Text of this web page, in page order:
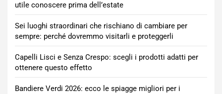
utile conoscere prima dell’estate
Sei luoghi straordinari che rischiano di cambiare per
sempre: perché dovremmo visitarli e proteggerli
Capelli Lisci e Senza Crespo: scegli i prodotti adatti per
ottenere questo effetto
Bandiere Verdi 2026: ecco le spiagge migliori per i